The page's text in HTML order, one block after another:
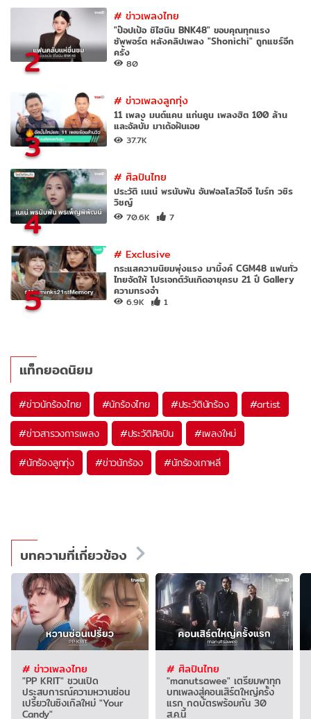
2
#ข่าวเพลงไทย
"ป๊อปเป้อ ชิไฮนิน BNK48" ขอบคุณทุกแรง
ซัพพอร์ต หลังคลิปเพลง "Shonichi" ถูกแชร์อีก
ครั้ง
80
3
#ข่าวเพลงลูกทุ่ง
11 เพลง มนต์แคน แก่นคูน เพลงฮิต 100 ล้าน
และอัลบั้ม มาเด้อฝันเอย
37.7K
4
#ศิลปินไทย
ประวัติ เนเน่ พรนับพัน อันฟอลโลว์ไอจี ไบร์ท วชิร
วิชญ์
70.6K 7
5
#Exclusive
กระแสความนิยมพุ่งแรง มามิ้งค์ CGM48 แฟนทั่ว
ไทยจัดให้ โปรเจกต์วันเกิดอายุครบ 21 ปี Gallery
ความทรงจำ
6.9K 1
แท็กยอดนิยม
#ข่าวนักร้องไทย #นักร้องไทย #ประวัตินักร้อง #artist
#ข่าวสารวงการเพลง #ประวัติศิลปิน #เพลงใหม่
#นักร้องลูกทุ่ง #ข่าวนักร้อง #นักร้องเกาหลี
บทความที่เกี่ยวข้อง
# ข่าวเพลงไทย
"PP KRIT" ชวนเปิด
ประสบการณ์ความหวานซ่อน
เปรี้ยวในซิงเกิลใหม่ "Your
Candy"
# ศิลปินไทย
"manutsawee" เตรียมพาทุก
บทเพลงสู่คอนเสิร์ตใหญ่ครั้ง
แรก กดบัตรพร้อมกัน 30
ส.ค.นี้